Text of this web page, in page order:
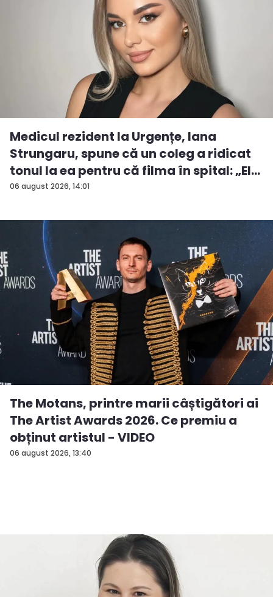
06 august 2026, 14:01
Medicul rezident la Urgențe, Iana
Strungaru, spune că un coleg a ridicat
tonul la ea pentru că filma în spital: „El
a...
06 august 2026, 13:40
The Motans, printre marii câștigători ai
The Artist Awards 2026. Ce premiu a
obținut artistul - VIDEO